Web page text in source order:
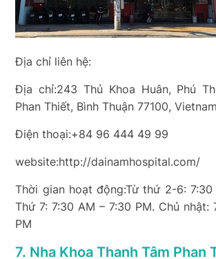
Địa chỉ liên hệ:
Địa chỉ:243 Thủ Khoa Huân, Phú
Phan Thiết, Bình Thuận 77100, Vietnam
Điện thoại:+84 96 444 49 99
website:http://dainamhospital.com/
Thời gian hoạt động:Từ thứ 2-6: 7:30
Thứ 7: 7:30 AM – 7:30 PM. Chủ nhật:
PM
7. Nha Khoa Thanh Tâm Phan